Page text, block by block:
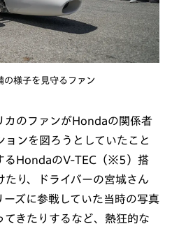
様子を見守るファン
カのファンがHondaの関係者
ョンを図ろうとしていたこと
るHondaのV-TEC（※5）搭
り、ドライバーの宮城さん
ズに参戦していた当時の写真
てきたりするなど、熱狂的な